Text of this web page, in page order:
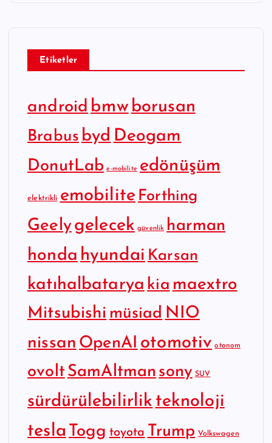
Etiketler
android bmw borusan
Brabus byd Deogam
DonutLab e-mobilite edönüşüm
elektrikli emobilite Forthing
Geelygelecek güvenlik harman
honda hyundai Karsan
katıhalbatarya kia maextro
Mitsubishi müsiad NIO
nissan OpenAI otomotiv otonom
ovoltSamAltman sony SUV
sürdürülebilirlik teknoloji
tesla Togg toyota Trump Volkswagen